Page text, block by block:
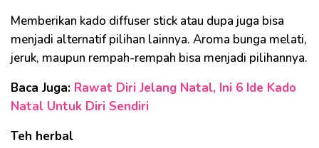
Memberikan kado diffuser stick atau dupa juga bisa
menjadi alternatif pilihan lainnya. Aroma bunga melati,
jeruk, maupun rempah-rempah bisa menjadi pilihannya.
Baca Juga: Rawat Diri Jelang Natal, Ini 6 Ide Kado
Natal Untuk Diri Sendiri
Teh herbal